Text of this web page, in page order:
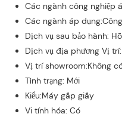
Các ngành công nghiệp
Các ngành áp
Dịch vụ sau bảo hành:
Dịch vụ địa phương Vị
Vị trí showroom:Không
Tình trạng: Mới
Kiểu:Máy gấp giấy
Vi tính hóa: Có